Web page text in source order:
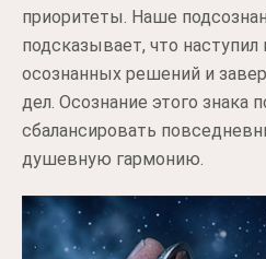
приоритеты. Наше
подсказывает, что
осознанных решений и
дел. Осознание этого знака
сбалансировать
душевную гармонию.